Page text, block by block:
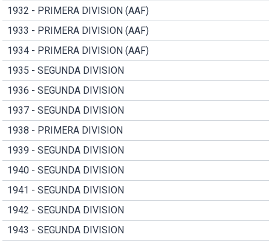
1932 - PRIMERA DIVISION (AAF)
1933 - PRIMERA DIVISION (AAF)
1934 - PRIMERA DIVISION (AAF)
1935 - SEGUNDA DIVISION
1936 - SEGUNDA DIVISION
1937 - SEGUNDA DIVISION
1938 - PRIMERA DIVISION
1939 - SEGUNDA DIVISION
1940 - SEGUNDA DIVISION
1941 - SEGUNDA DIVISION
1942 - SEGUNDA DIVISION
1943 - SEGUNDA DIVISION